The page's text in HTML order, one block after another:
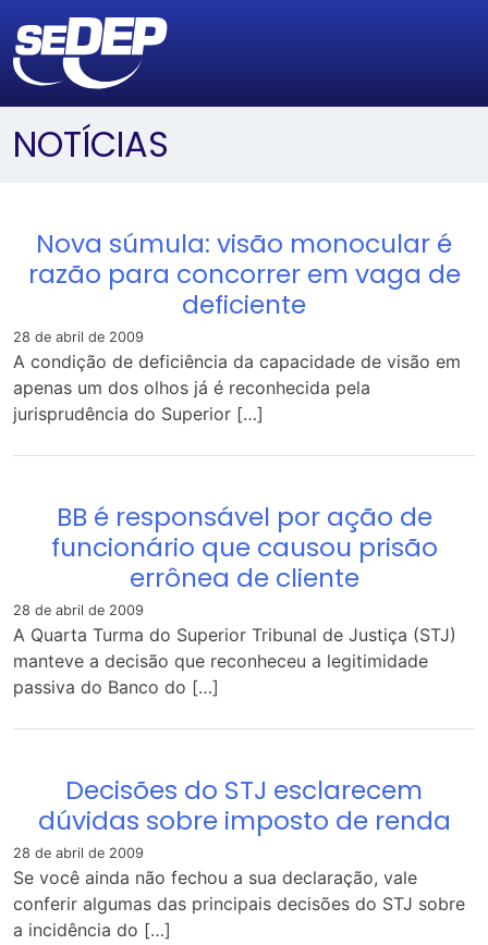
NOTÍCIAS
Nova súmula: visão monocular é
razão para concorrer em vaga de
deficiente
28 de abril de 2009
A condição de deficiência da capacidade de visão em
apenas um dos olhos já é reconhecida pela
jurisprudência do Superior […]
BB é responsável por ação de
funcionário que causou prisão
errônea de cliente
28 de abril de 2009
A Quarta Turma do Superior Tribunal de Justiça (STJ)
manteve a decisão que reconheceu a legitimidade
passiva do Banco do […]
Decisões do STJ esclarecem
dúvidas sobre imposto de renda
28 de abril de 2009
Se você ainda não fechou a sua declaração, vale
conferir algumas das principais decisões do STJ sobre
a incidência do […]